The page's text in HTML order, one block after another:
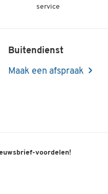
service
Buitendienst
Maak een afspraak
voordelen!